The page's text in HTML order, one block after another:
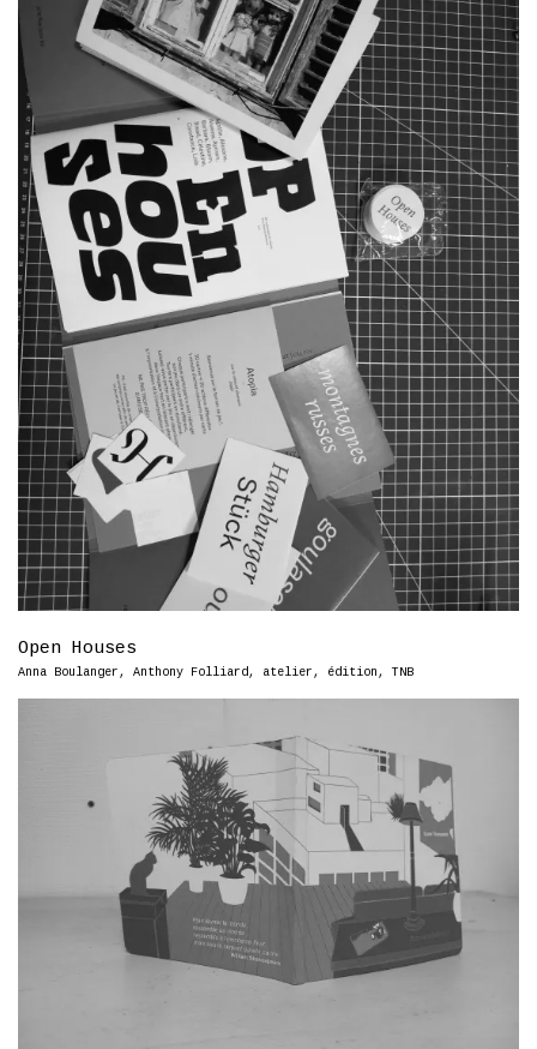
Open Houses
Anna Boulanger, Anthony Folliard, atelier, édition, TNB